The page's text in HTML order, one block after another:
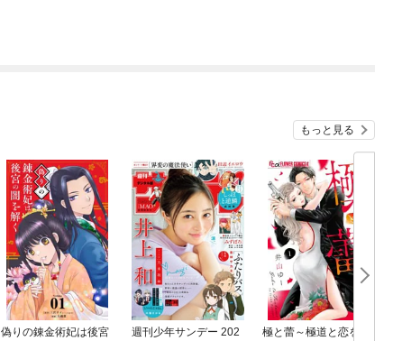
もっと見る
偽りの錬金術妃は後宮
週刊少年サンデー 202
極と蕾～極道と恋を知